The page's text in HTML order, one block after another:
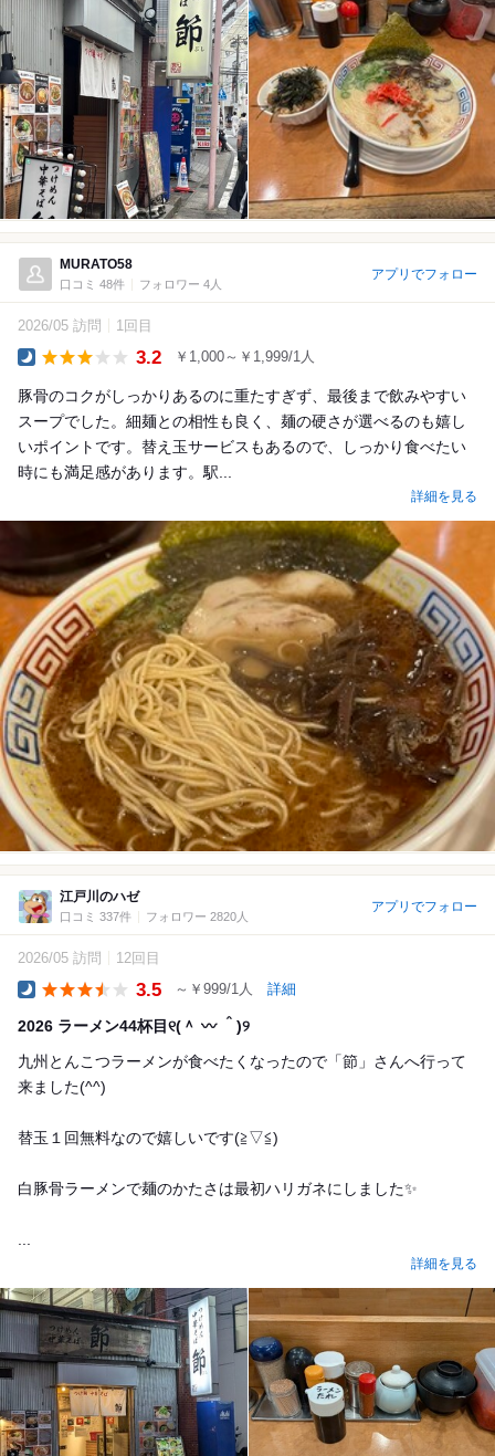
MURATO58
口コミ 48件 フォロワー 4人
アプリでフォロー
2026/05 訪問 1回目
3.2 ￥1,000～￥1,999/1人
豚骨のコクがしっかりあるのに重たすぎず、最後まで飲みやすい
スープでした。細麺との相性も良く、麺の硬さが選べるのも嬉し
いポイントです。替え玉サービスもあるので、しっかり食べたい
時にも満足感があります。駅...
詳細を見る
江戸川のハゼ
口コミ 337件 フォロワー 2820人
アプリでフォロー
2026/05 訪問 12回目
3.5 ～￥999/1人 詳細
2026 ラーメン44杯目୧⁠(⁠＾⁠ ⁠〰⁠ ⁠＾⁠)⁠୨
九州とんこつラーメンが食べたくなったので「節」さんへ行って
来ました(⁠^⁠^⁠)
替玉１回無料なので嬉しいです(⁠≧⁠▽⁠≦⁠)
白豚骨ラーメンで麺のかたさは最初ハリガネにしました✨
詳細を見る